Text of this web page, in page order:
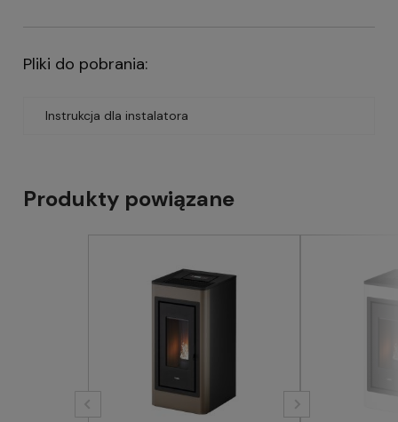
Pliki do pobrania:
Instrukcja dla instalatora
Produkty powiązane